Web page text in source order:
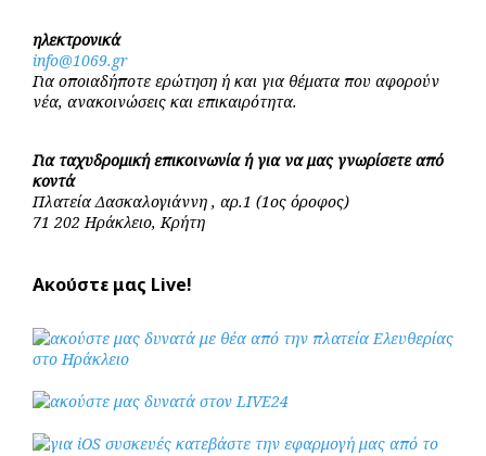
ηλεκτρονικά
info@1069.gr
Για οποιαδήποτε ερώτηση ή και για θέματα που αφορούν
νέα, ανακοινώσεις και επικαιρότητα.
Για ταχυδρομική επικοινωνία ή για να μας γνωρίσετε από
κοντά
Πλατεία Δασκαλογιάννη , αρ.1 (1ος όροφος)
71 202 Ηράκλειο, Κρήτη
Ακούστε μας Live!